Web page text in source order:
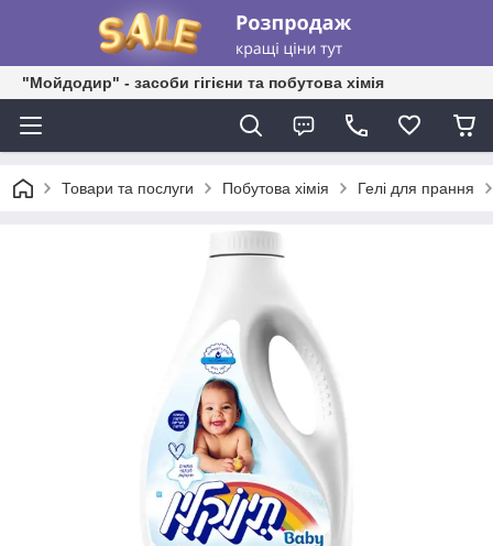
"Мойдодир" - засоби гігієни та побутова хімія
Товари та послуги Побутова хімія Гелі для прання